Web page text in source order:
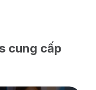
cung cấp